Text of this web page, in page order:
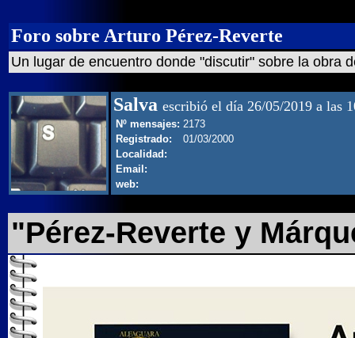
Foro sobre Arturo Pérez-Reverte
Un lugar de encuentro donde "discutir" sobre la obra
Salva escribió el día 26/05/2019 a las
Nº mensajes: 2173
Registrado:
01/03/2000
Localidad:
Email:
web:
"Pérez-Reverte y